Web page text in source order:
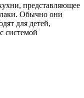
представляющее
Обычно они
для детей,
системой